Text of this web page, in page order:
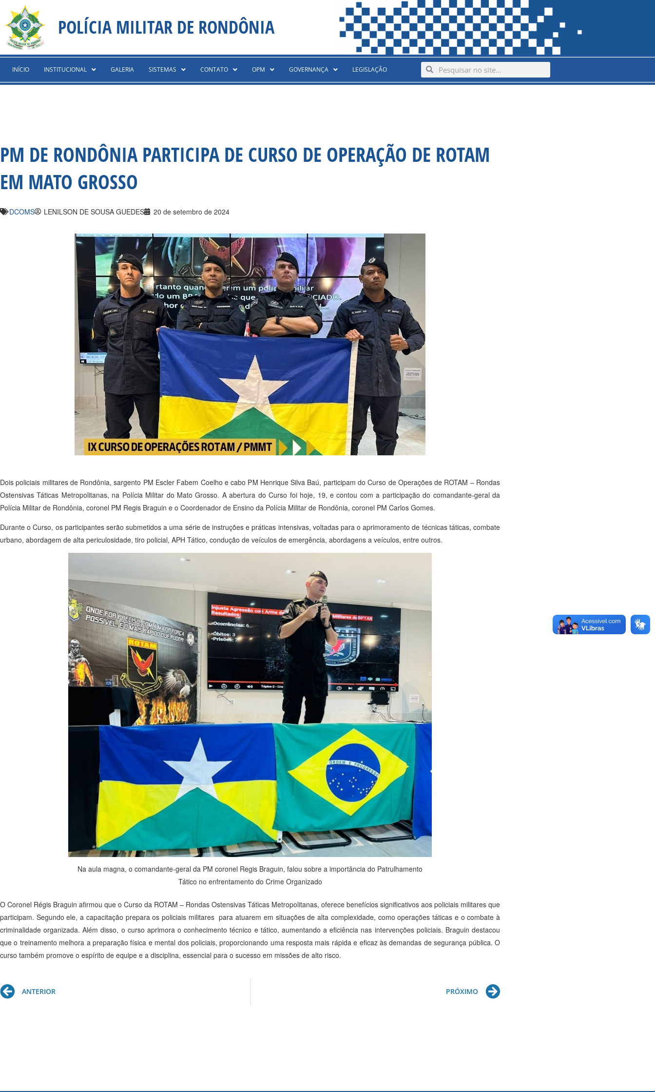
content
para
conteúdo
POLÍCIA MILITAR DE RONDÔNIA
INÍCIO INSTITUCIONAL GALERIA SISTEMAS CONTATO OPM GOVERNANÇA LEGISLAÇÃO SearchSearch
PM DE RONDÔNIA PARTICIPA DE CURSO DE OPERAÇÃO DE ROTAM
EM MATO GROSSO
DCOMS LENILSON DE SOUSA GUEDES 20 de setembro de 2024
Dois policiais militares de Rondônia, sargento PM Escler Fabem Coelho e cabo PM Henrique Silva Baú, participam do Curso de Operações de ROTAM – Rondas
Ostensivas Táticas Metropolitanas, na Polícia Militar do Mato Grosso. A abertura do Curso foi hoje, 19, e contou com a participação do comandante-geral da
Polícia Militar de Rondônia, coronel PM Regis Braguin e o Coordenador de Ensino da Polícia Militar de Rondônia, coronel PM Carlos Gomes.
Durante o Curso, os participantes serão submetidos a uma série de instruções e práticas intensivas, voltadas para o aprimoramento de técnicas táticas, combate
urbano, abordagem de alta periculosidade, tiro policial, APH Tático, condução de veículos de emergência, abordagens a veículos, entre outros.
Na aula magna, o comandante-geral da PM coronel Regis Braguin, falou sobre a importância do Patrulhamento
Tático no enfrentamento do Crime Organizado
O Coronel Régis Braguin afirmou que o Curso da ROTAM – Rondas Ostensivas Táticas Metropolitanas, oferece benefícios significativos aos policiais militares que
participam. Segundo ele, a capacitação prepara os policiais militares para atuarem em situações de alta complexidade, como operações táticas e o combate à
criminalidade organizada. Além disso, o curso aprimora o conhecimento técnico e tático, aumentando a eficiência nas intervenções policiais. Braguin destacou
que o treinamento melhora a preparação física e mental dos policiais, proporcionando uma resposta mais rápida e eficaz às demandas de segurança pública. O
curso também promove o espírito de equipe e a disciplina, essencial para o sucesso em missões de alto risco.
Prev
ANTERIOR PRÓXIMO Next